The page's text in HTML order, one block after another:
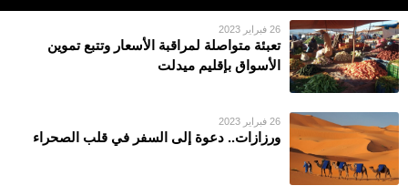
26 فبراير 2023
تعبئة متواصلة لمراقبة الأسعار وتتبع تموين
الأسواق بإقليم ميدلت
26 فبراير 2023
ورزازات.. دعوة إلى السفر في قلب الصحراء